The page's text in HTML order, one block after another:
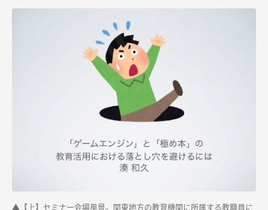
▲【上】セミナー会場風景。関東地方の教育機関に所属する教職員に